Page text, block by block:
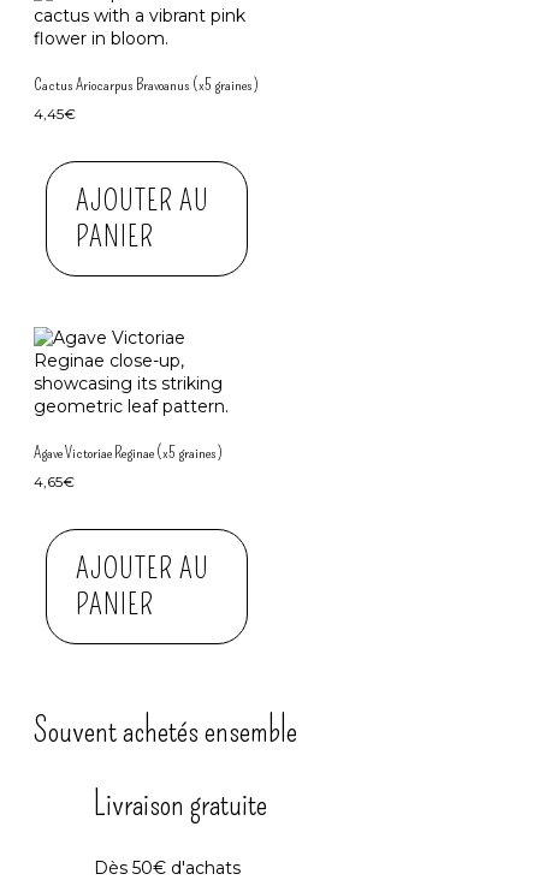
Cactus Ariocarpus Bravoanus (x5 graines)
4,45€
AJOUTER AU
PANIER
Agave Victoriae Reginae (x5 graines)
4,65€
AJOUTER AU
PANIER
Souvent achetés ensemble
Livraison gratuite
Dès 50€ d'achats